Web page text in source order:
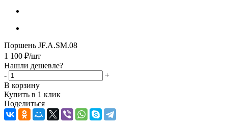
Поршень JF.A.SM.08
1 100 ₽/шт
Нашли дешевле?
-
+
В корзину
Купить в 1 клик
Поделиться